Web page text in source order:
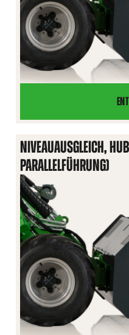
NIVEAUAUSGLEICH,
PARALLELFÜHRUNG)